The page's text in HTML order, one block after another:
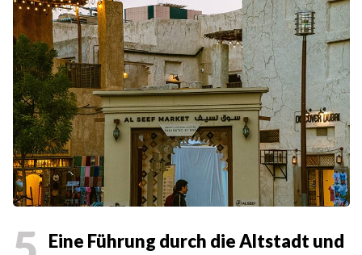
Eine Führung durch die Altstadt und